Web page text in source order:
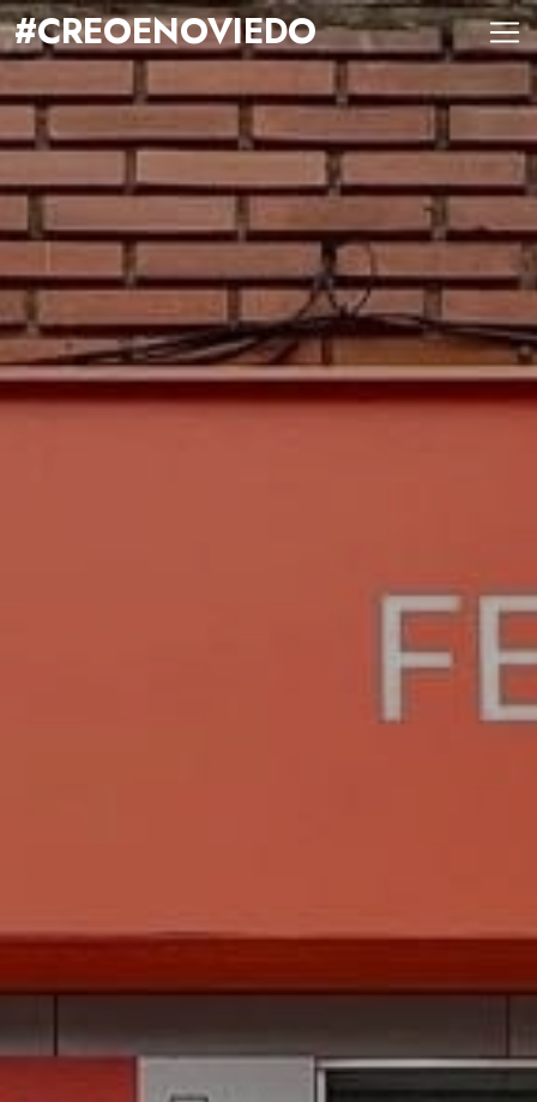
#CREOENOVIEDO